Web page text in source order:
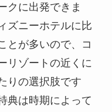
クに出発できま
ズニーホテルに比
とが多いので、コ
リゾートの近くに
りの選択肢です
典は時期によって